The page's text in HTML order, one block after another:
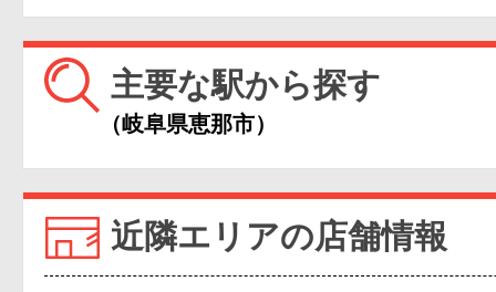
主要な駅から探す
（岐阜県恵那市）
近隣エリアの店舗情報